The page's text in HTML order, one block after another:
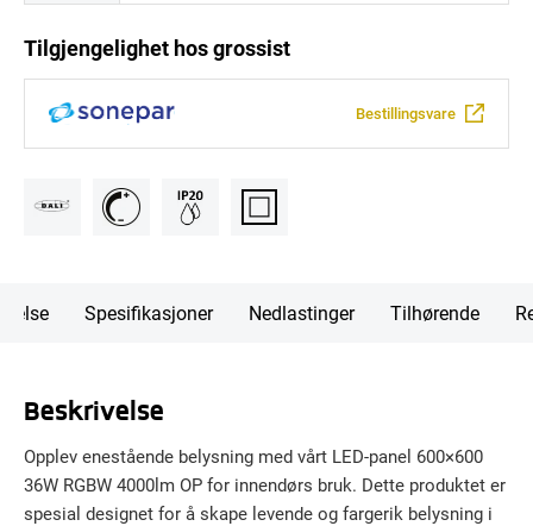
Tilgjengelighet hos grossist
Bestillingsvare
Spesifikasjoner Nedlastinger Tilhørende
Beskrivelse
Opplev enestående belysning med vårt LED-panel 600×600
36W RGBW 4000lm OP for innendørs bruk. Dette produktet er
spesial designet for å skape levende og fargerik belysning i